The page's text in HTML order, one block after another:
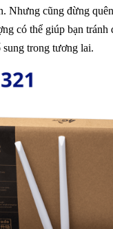
Nhưng cũng đừng
có thể giúp bạn
trong tương lai.